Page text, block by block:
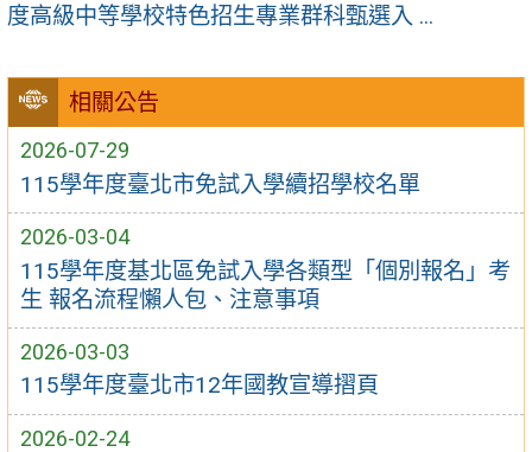
相關公告
2026-07-29
115學年度臺北市免試入學續招學校名單
2026-03-04
115學年度基北區免試入學各類型「個別報名」考
生 報名流程懶人包、注意事項
2026-03-03
115學年度臺北市12年國教宣導摺頁
2026-02-24
度高級中等學校特色招生專業群科甄選入 ...